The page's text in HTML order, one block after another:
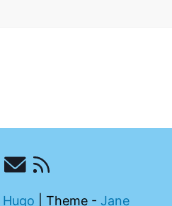
Hugo Theme - Jane